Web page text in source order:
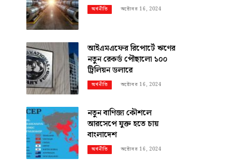
অর্থনীতি অক্টোবর 16, 2024
আইএমএফের রিপোর্টে ঋণের
নতুন রেকর্ড পৌছালো ১০০
ট্রিলিয়ন ডলারে
অর্থনীতি অক্টোবর 16, 2024
নতুন বাণিজ্য কৌশলে
আরসেপে যুক্ত হতে চায়
বাংলাদেশ
অর্থনীতি অক্টোবর 16, 2024